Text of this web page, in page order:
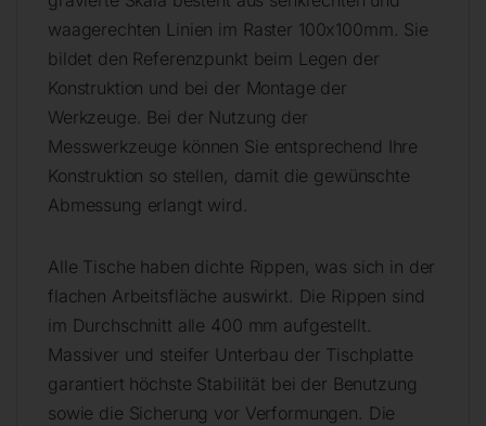
waagerechten Linien im Raster 100x100mm. Sie
bildet den Referenzpunkt beim Legen der
Konstruktion und bei der Montage der
Werkzeuge. Bei der Nutzung der
Messwerkzeuge können Sie entsprechend Ihre
Konstruktion so stellen, damit die gewünschte
Abmessung erlangt wird.
Alle Tische haben dichte Rippen, was sich in der
flachen Arbeitsfläche auswirkt. Die Rippen sind
im Durchschnitt alle 400 mm aufgestellt.
Massiver und steifer Unterbau der Tischplatte
garantiert höchste Stabilität bei der Benutzung
sowie die Sicherung vor Verformungen. Die